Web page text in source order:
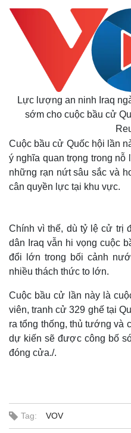
Lực lượng an ninh Iraq
sớm cho cuộc bầu cử
Cuộc bầu cử Quốc hội lần
ý nghĩa quan trọng trong
những rạn nứt sâu sắc và
cân quyền lực tại khu vực.
Chính vì thế, dù tỷ lệ cử trị
dân Iraq vẫn hi vọng cuộc
đổi lớn trong bối cảnh
nhiều thách thức to lớn.
Cuộc bầu cử lần này là
viên, tranh cử 329 ghế tại
ra tổng thống, thủ tướng và
dự kiến sẽ được công bố
đóng cửa./.
Tag: VOV